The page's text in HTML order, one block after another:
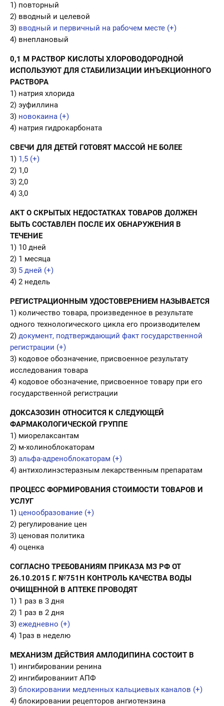
1) повторный
2) вводный и целевой
3) вводный и первичный на рабочем месте (+)
4) внеплановый
0,1 М РАСТВОР КИСЛОТЫ ХЛОРОВОДОРОДНОЙ
ИСПОЛЬЗУЮТ ДЛЯ СТАБИЛИЗАЦИИ ИНЪЕКЦИОННОГО
РАСТВОРА
1) натрия хлорида
2) эуфиллина
3) новокаина (+)
4) натрия гидрокарбоната
СВЕЧИ ДЛЯ ДЕТЕЙ ГОТОВЯТ МАССОЙ НЕ БОЛЕЕ
1) 1,5 (+)
2) 1,0
3) 2,0
4) 3,0
АКТ О СКРЫТЫХ НЕДОСТАТКАХ ТОВАРОВ ДОЛЖЕН
БЫТЬ СОСТАВЛЕН ПОСЛЕ ИХ ОБНАРУЖЕНИЯ В
ТЕЧЕНИЕ
1) 10 дней
2) 1 месяца
3) 5 дней (+)
4) 2 недель
РЕГИСТРАЦИОННЫМ УДОСТОВЕРЕНИЕМ НАЗЫВАЕТСЯ
1) количество товара, произведенное в результате
одного технологического цикла его производителем
2) документ, подтверждающий факт государственной
регистрации (+)
3) кодовое обозначение, присвоенное результату
исследования товара
4) кодовое обозначение, присвоенное товару при его
государственной регистрации
ДОКСАЗОЗИН ОТНОСИТСЯ К СЛЕДУЮЩЕЙ
ФАРМАКОЛОГИЧЕСКОЙ ГРУППЕ
1) миорелаксантам
2) м-холиноблокаторам
3) альфа-адреноблокаторам (+)
4) антихолинэстеразным лекарственным препаратам
ПРОЦЕСС ФОРМИРОВАНИЯ СТОИМОСТИ ТОВАРОВ И
УСЛУГ
1) ценообразование (+)
2) регулирование цен
3) ценовая политика
4) оценка
СОГЛАСНО ТРЕБОВАНИЯМ ПРИКАЗА МЗ РФ ОТ
26.10.2015 Г. №751Н КОНТРОЛЬ КАЧЕСТВА ВОДЫ
ОЧИЩЕННОЙ В АПТЕКЕ ПРОВОДЯТ
1) 1 раз в 3 дня
2) 1 раз в 2 дня
3) ежедневно (+)
4) 1раз в неделю
МЕХАНИЗМ ДЕЙСТВИЯ АМЛОДИПИНА СОСТОИТ В
1) ингибировании ренина
2) ингибированиит АПФ
3) блокировании медленных кальциевых каналов (+)
4) блокировании рецепторов ангиотензина